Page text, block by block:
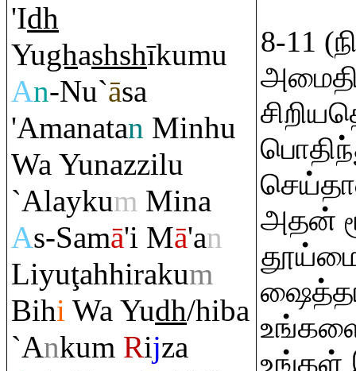
'Idh
Yughashshīkumu
An-Nu`āsa
'Amanatan Minhu
Wa Yunazzilu
`Alaykum Mina
As-Samā'i Mā'an
Liyuţahhirakum
Bihi Wa Yudh/hiba
`Ankum Rijza
8-11
அதன்
உங்கள்